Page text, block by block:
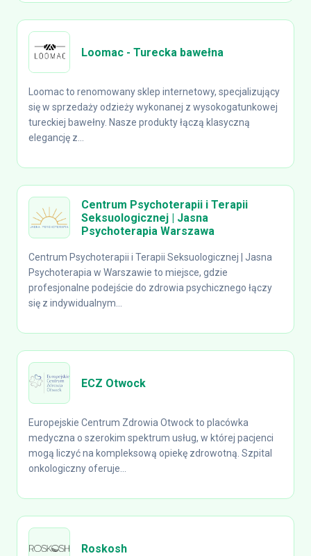
Loomac - Turecka bawełna
Loomac to renomowany sklep internetowy, specjalizujący
się w sprzedaży odzieży wykonanej z wysokogatunkowej
tureckiej bawełny. Nasze produkty łączą klasyczną
elegancję z...
Centrum Psychoterapii i Terapii
Seksuologicznej | Jasna
Psychoterapia Warszawa
Centrum Psychoterapii i Terapii Seksuologicznej | Jasna
Psychoterapia w Warszawie to miejsce, gdzie
profesjonalne podejście do zdrowia psychicznego łączy
się z indywidualnym...
ECZ Otwock
Europejskie Centrum Zdrowia Otwock to placówka
medyczna o szerokim spektrum usług, w której pacjenci
mogą liczyć na kompleksową opiekę zdrowotną. Szpital
onkologiczny oferuje...
Roskosh